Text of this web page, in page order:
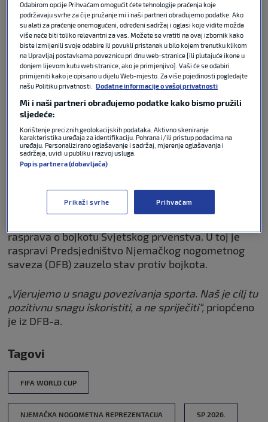
„Stajalište vlade je da na sport ne bi trebali utjecati
vanjskopolitički odnosi i da se oni ne smiju
instrumentalizirati. Osim toga, predstojeće Svjetsko
prvenstvo neće se održati samo u SAD-u, već i u
Kanadi i Meksiku“, dodala je Schenderlein.ž
POVEZANO
Njemački nogometni savez protiv
bojkota Svjetskog prvenstva
FIFA WORLD CUP 04. velj 2026 0
rasprava o bojkotu Svjetskog prvenstva. U toj je
raspravi Predsjedništvo Njemačkog nogometnog
saveza (DFB) zauzelo stav protiv bojkota.
„Vjerujemo u snagu povezivanja sporta. Naš je cilj tu
pozitivnu snagu iskoristiti, a ne spriječiti“, priopćeno
je iz DFB-a.
Tagovi
FIFA WORLD CUP
NJEMAČKA NOGOMETNA REPREZENTACIJA SP 2026.
Odabirom opcije Prihvaćam omogućit ćete tehnologije praćenja koje
podržavaju svrhe za čije pružanje mi i naši partneri obrađujemo podatke. Ako
su alati za praćenje onemogućeni, određeni sadržaj i oglasi koje vidite možda
više neće biti toliko relevantni za vas. Možete se vratiti na ovaj izbornik kako
biste izmijenili svoje odabire ili povukli pristanak u bilo kojem trenutku klikom
na Upravljaj postavkama poveznicu pri dnu web-stranice [ili plutajuće ikone u
donjem lijevom kutu web stranice, ako je primjenjivo]. Vaši će se odabiri
primijeniti kako je opisano u dijelu Web-mjesto. Za više pojedinosti pogledajte
našu Politiku privatnosti.
Dodatne informacije o vašoj privatnosti
Mi i naši partneri obrađujemo podatke kako bismo pružili
sljedeće:
Korištenje preciznih geolokacijskih podataka. Aktivno skeniranje
karakteristika uređaja za identifikaciju. Pohrana i/ili pristup podacima na
uređaju. Personalizirano oglašavanje i sadržaj, mjerenje oglašavanja i
sadržaja, uvidi u publiku i razvoj usluga.
Popis partnera (dobavljača)
Prikaži svrhe Prihvaćam